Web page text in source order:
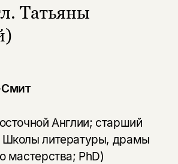
Татьяны
Англии; старший
Школы литературы, драмы
мастерства; PhD)